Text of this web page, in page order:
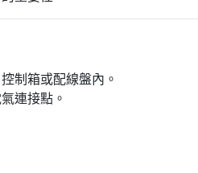
制箱或配線盤內。
連接點。